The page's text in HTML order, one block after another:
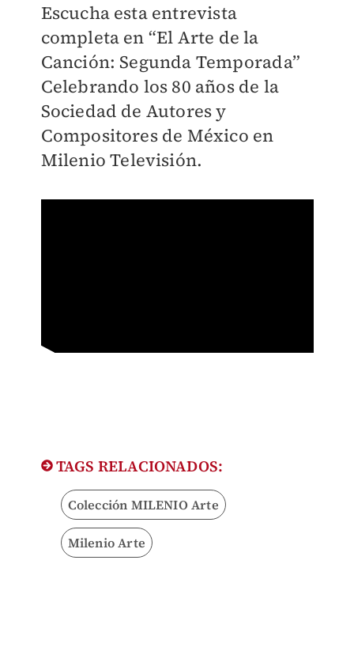
Escucha esta entrevista
completa en “El Arte de la
Canción: Segunda Temporada”
Celebrando los 80 años de la
Sociedad de Autores y
Compositores de México en
Milenio Televisión.
TAGS RELACIONADOS:
Colección MILENIO Arte
Milenio Arte